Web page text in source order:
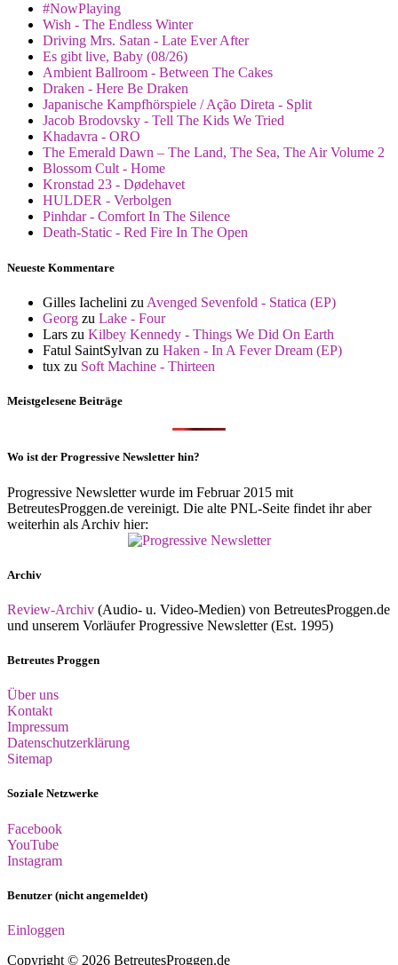
#NowPlaying
Wish - The Endless Winter
Driving Mrs. Satan - Late Ever After
Es gibt live, Baby (08/26)
Ambient Ballroom - Between The Cakes
Draken - Here Be Draken
Japanische Kampfhörspiele / Ação Direta - Split
Jacob Brodovsky - Tell The Kids We Tried
Khadavra - ORO
The Emerald Dawn – The Land, The Sea, The Air Volume 2
Blossom Cult - Home
Kronstad 23 - Dødehavet
HULDER - Verbolgen
Pinhdar - Comfort In The Silence
Death-Static - Red Fire In The Open
Neueste Kommentare
Gilles Iachelini zu Avenged Sevenfold - Statica (EP)
Georg zu Lake - Four
Lars zu Kilbey Kennedy - Things We Did On Earth
Fatul SaintSylvan zu Haken - In A Fever Dream (EP)
tux zu Soft Machine - Thirteen
Meistgelesene Beiträge
Wo ist der Progressive Newsletter hin?
Progressive Newsletter wurde im Februar 2015 mit
BetreutesProggen.de vereinigt. Die alte PNL-Seite findet ihr aber
weiterhin als Archiv hier:
Archiv
Review-Archiv (Audio- u. Video-Medien) von BetreutesProggen.de
und unserem Vorläufer Progressive Newsletter (Est. 1995)
Betreutes Proggen
Über uns
Kontakt
Impressum
Datenschutzerklärung
Sitemap
Soziale Netzwerke
Facebook
YouTube
Instagram
Benutzer (nicht angemeldet)
Einloggen
Copyright © 2026 BetreutesProggen.de